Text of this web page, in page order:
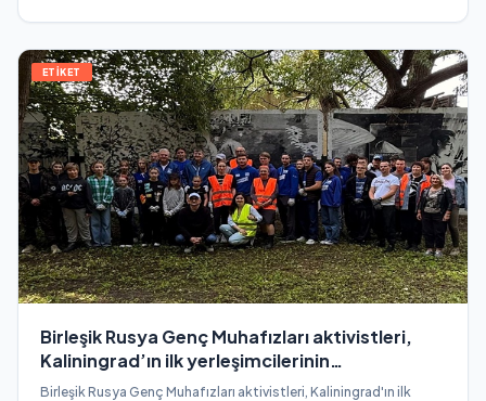
ETİKET
Birleşik Rusya Genç Muhafızları aktivistleri,
Kaliningrad’ın ilk yerleşimcilerinin
mezarlıklarını temizledi
Birleşik Rusya Genç Muhafızları aktivistleri, Kaliningrad'ın ilk